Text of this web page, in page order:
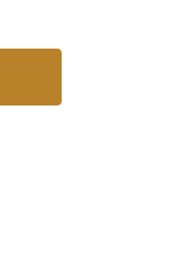
春 夏 秋 冬 5623503